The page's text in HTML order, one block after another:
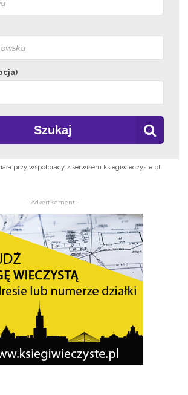
Szukaj
przy współpracy z serwisem ksiegiwieczyste.pl
- Advertisement -